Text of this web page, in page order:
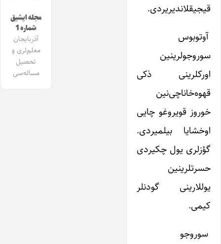
قیجیقلاندیریردی.
آوتوبوس
سوروجولرینین
اورکلرینی ذکی
قهوه‌خاناچی‌نین
خوروز قویروغو چایی
اوخشایا بیلمیردی.
گؤزلری یول چکیردی
حسرتلرینین
یوللارینی گودنلر
کیمی.
سوروجو
مجله ایشیق
شماره 1
آذربایجان
معلم‌لری و
تحصیل
مساله‌سی